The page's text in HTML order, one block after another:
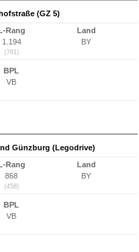
(GZ 5)
L-Rang
1.194
(781)
Land
BY
BPL
VB
Günzburg (Legodrive)
L-Rang
868
(458)
Land
BY
BPL
VB